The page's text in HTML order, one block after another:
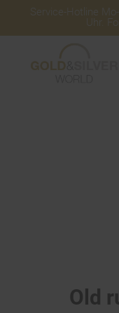
Service-Hotline
Uhr.
Old